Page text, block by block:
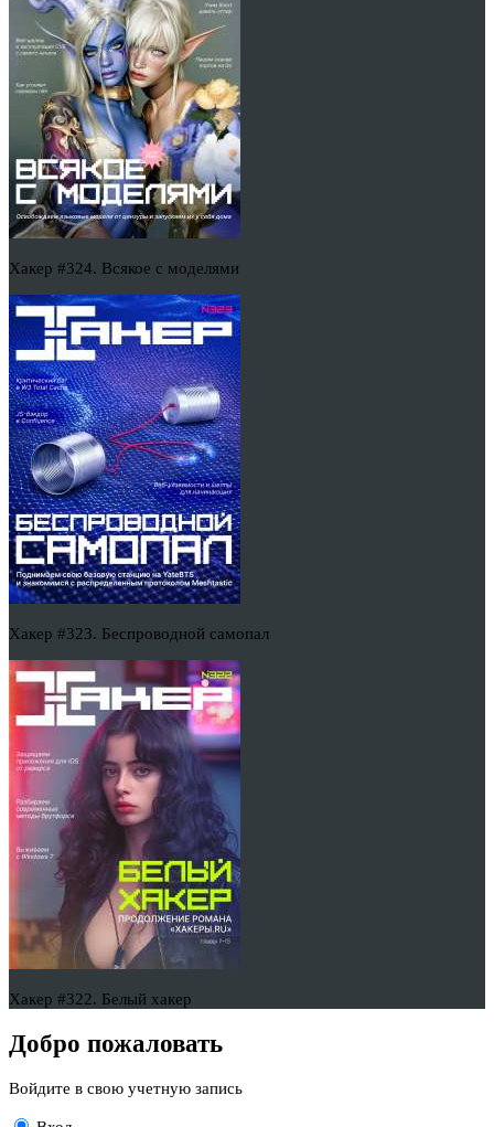
Хакер #324. Всякое с моделями
Хакер #323. Беспроводной самопал
Хакер #322. Белый хакер
Добро пожаловать
Войдите в свою учетную запись